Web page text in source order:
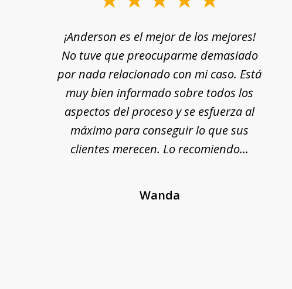
¡Anderson es el mejor de los mejores!
No tuve que preocuparme demasiado
por nada relacionado con mi caso. Está
muy bien informado sobre todos los
aspectos del proceso y se esfuerza al
máximo para conseguir lo que sus
clientes merecen. Lo recomiendo...
Wanda